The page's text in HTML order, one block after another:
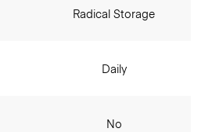
Radical Storage
Daily
No